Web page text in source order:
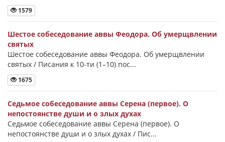
1579
Шестое собеседование аввы Феодора. Об умерщвлении
святых
Шестое собеседование аввы Феодора. Об умерщвлении
святых / Писания к 10-ти (1–10) пос...
1675
Седьмое собеседование аввы Серена (первое). О
непостоянстве души и о злых духах
Седьмое собеседование аввы Серена (первое). О
непостоянстве души и о злых духах / Пис...